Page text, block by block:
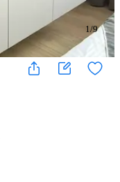
1/9